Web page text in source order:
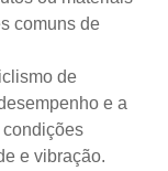
comuns de
de
e a
e vibração.